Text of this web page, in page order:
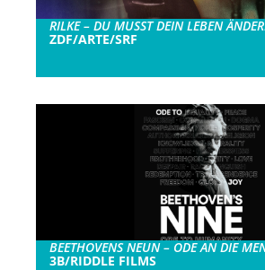
RILKE – DU MUSST DEIN LEBEN
ZDF/ARTE/SRF
BEETHOVENS NEUN – ODE AN DIE
3B/RIDDLE FILMS